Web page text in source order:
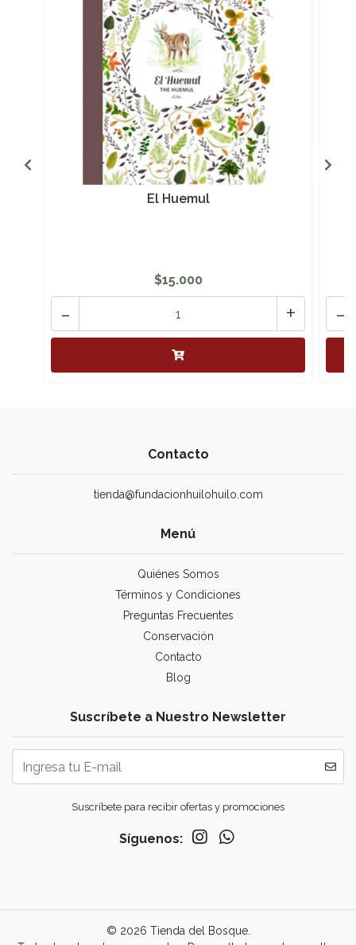
El Huemul
$15.000
+
- -
Contacto
tienda@fundacionhuilohuilo.com
Menú
Quiénes Somos
Términos y Condiciones
Preguntas Frecuentes
Conservación
Contacto
Blog
Suscríbete a Nuestro Newsletter
Suscríbete para recibir ofertas y promociones
Síguenos:
© 2026 Tienda del Bosque.